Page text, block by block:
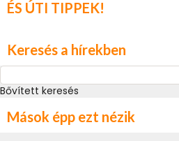
ÉS ÚTI TIPPEK!
Keresés a hírekben
Bővített keresés
Mások épp ezt nézik